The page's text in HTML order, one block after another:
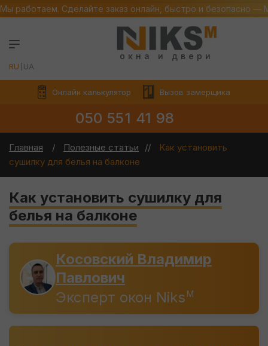
Мы работаем. Сделайте заказ онлайн, быстро и безопасно
окна и двери
RU UA
Онлайн калькулятор Вызов замерщика
050 551 41 98
Главная Полезные статьи
Как установить
сушилку для белья на балконе
Как установить сушилку для
белья на балконе
Косовский Владимир
Павлович
Эксперт окон Niks M